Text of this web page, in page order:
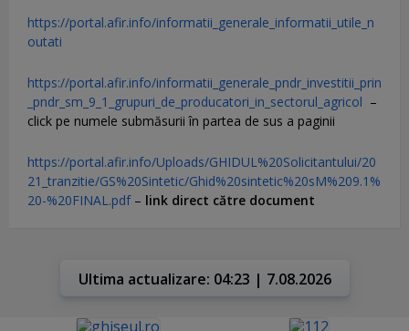
https://portal.afir.info/informatii_generale_informatii_utile_n
outati
https://portal.afir.info/informatii_generale_pndr_investitii_prin
_pndr_sm_9_1_grupuri_de_producatori_in_sectorul_agricol –
click pe numele submăsurii în partea de sus a paginii
https://portal.afir.info/Uploads/GHIDUL%20Solicitantului/20
21_tranzitie/GS%20Sintetic/Ghid%20sintetic%20sM%209.1%
20-%20FINAL.pdf– link direct către document
Ultima actualizare: 04:23 | 7.08.2026